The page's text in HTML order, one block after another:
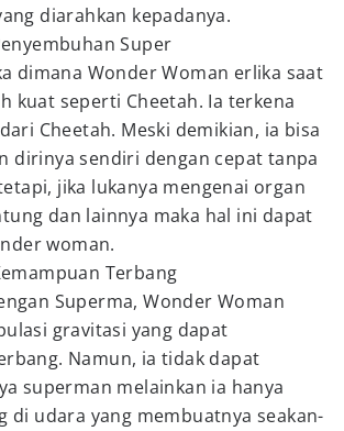
diarahkan kepadanya.
Super
dimana Wonder Woman erlika saat
kuat seperti Cheetah. Ia terkena
Cheetah. Meski demikian, ia bisa
dirinya sendiri dengan cepat tanpa
jika lukanya mengenai organ
dan lainnya maka hal ini dapat
woman.
Terbang
Superma, Wonder Woman
gravitasi yang dapat
Namun, ia tidak dapat
superman melainkan ia hanya
di udara yang membuatnya seakan-